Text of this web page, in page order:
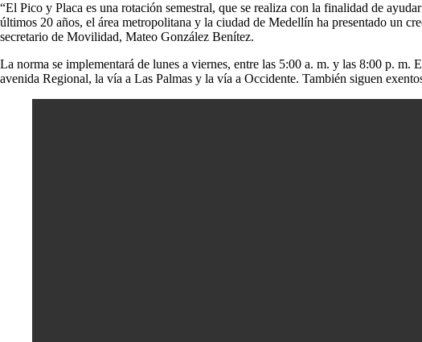
“El Pico y Placa es una rotación semestral, que se realiza con la finalidad de
últimos 20 años, el área metropolitana y la ciudad de Medellín ha presentado un
secretario de Movilidad, Mateo González Benítez.
La norma se implementará de lunes a viernes, entre las 5:00 a. m. y las 8:00 p.
avenida Regional, la vía a Las Palmas y la vía a Occidente. También siguen